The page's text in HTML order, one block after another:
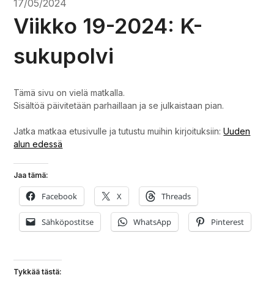
17/05/2024
Viikko 19-2024: K-
sukupolvi
Tämä sivu on vielä matkalla.
Sisältöä päivitetään parhaillaan ja se julkaistaan pian.
Jatka matkaa etusivulle ja tutustu muihin kirjoituksiin:Uuden
alun edessä
Jaa tämä:
Facebook X Threads
Sähköpostitse WhatsApp Pinterest
Tykkää tästä: